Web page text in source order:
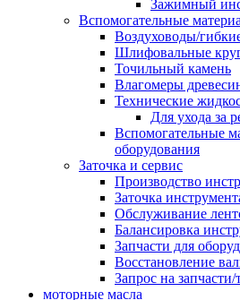
Зажимный
Вспомогательные
Воздуховоды/
Шлифовальные
Точильный камень
Влагомеры
Технические
Для ухода за
Вспомогательные
оборудования
Заточка и сервис
Производство
Заточка
Обслуживание
Балансировка
Запчасти для
Восстановление
Запрос на
моторные масла